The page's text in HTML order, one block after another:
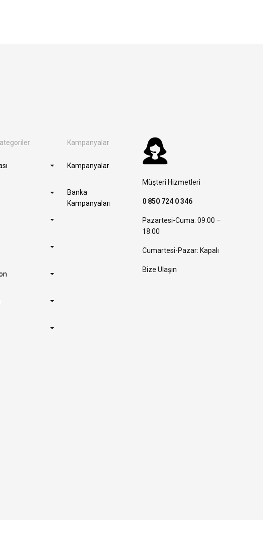
Kampanyalar
Kampanyalar
Banka
Kampanyaları
Müşteri Hizmetleri
0 850 724 0 346
Pazartesi-Cuma: 09:00 –
18:00
Cumartesi-Pazar: Kapalı
Bize Ulaşın